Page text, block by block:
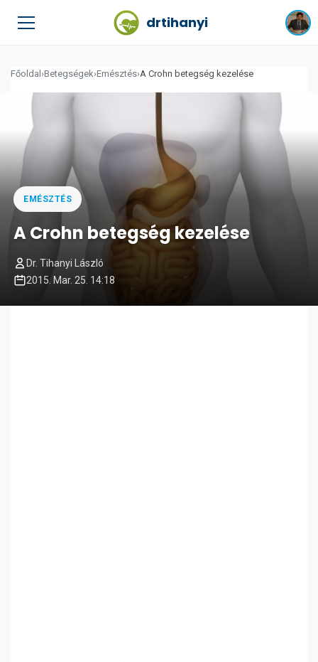
drtihanyi
Főoldal ›Betegségek›Emésztés›A Crohn betegség kezelése
EMÉSZTÉS
A Crohn betegség kezelése
Dr. Tihanyi László
2015. Mar. 25. 14:18